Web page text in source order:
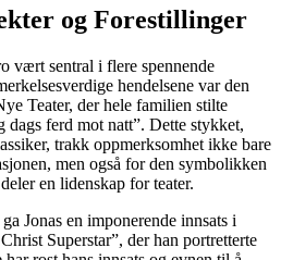
og Forestillinger
vært sentral i flere spennende
hendelsene var den
Teater, der hele familien stilte
dags ferd mot natt”. Dette stykket,
trakk oppmerksomhet ikke bare
men også for den symbolikken
en lidenskap for teater.
Jonas en imponerende innsats i
Superstar”, der han portretterte